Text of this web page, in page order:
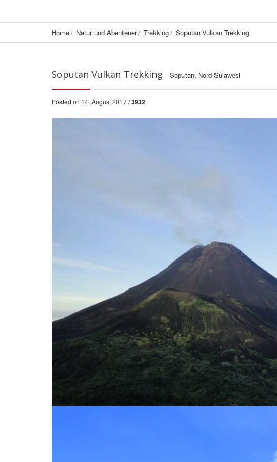
Home Natur und Abenteuer Trekking Soputan Vulkan Trekking
Soputan Vulkan Trekking Soputan, Nord-Sulawesi
Posted on 14. August 2017 /3932